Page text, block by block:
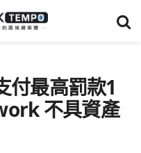
付最高罰款1
不具資產